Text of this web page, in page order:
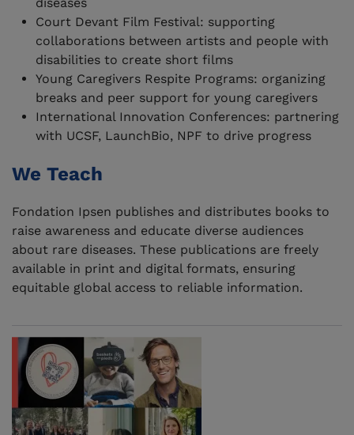
Court Devant Film Festival: supporting
collaborations between artists and people with
disabilities to create short films
Young Caregivers Respite Programs: organizing
breaks and peer support for young caregivers
International Innovation Conferences: partnering
with UCSF, LaunchBio, NPF to drive progress
We Teach
Fondation Ipsen publishes and distributes books to
raise awareness and educate diverse audiences
about rare diseases. These publications are freely
available in print and digital formats, ensuring
equitable global access to reliable information.